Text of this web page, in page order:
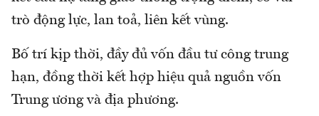
trò động lực, lan toả, liên kết vùng.
Bố trí kịp thời, đầy đủ vốn đầu tư công trung
hạn, đồng thời kết hợp hiệu quả nguồn vốn
Trung ương và địa phương.